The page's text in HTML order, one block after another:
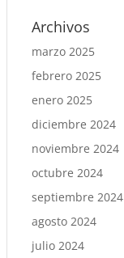
Archivos
marzo 2025
febrero 2025
enero 2025
diciembre 2024
noviembre 2024
octubre 2024
septiembre 2024
agosto 2024
julio 2024